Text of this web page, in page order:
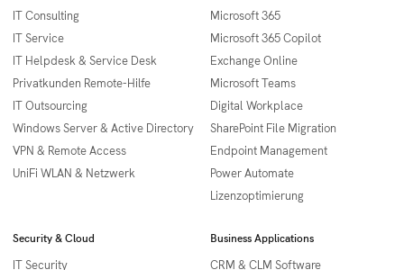
IT Consulting
IT Service
IT Helpdesk & Service Desk
Privatkunden Remote-Hilfe
IT Outsourcing
Windows Server & Active Directory
VPN & Remote Access
UniFi WLAN & Netzwerk
Microsoft 365
Microsoft 365 Copilot
Exchange Online
Microsoft Teams
Digital Workplace
SharePoint File Migration
Endpoint Management
Power Automate
Lizenzoptimierung
Security & Cloud
IT Security
Business Applications
CRM & CLM Software